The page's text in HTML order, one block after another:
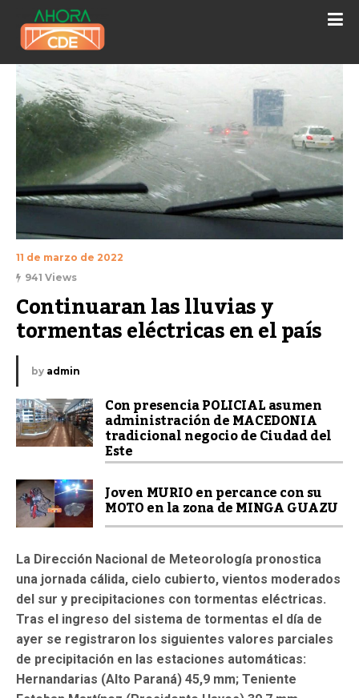
11 de marzo de 2022
941 Views
Continuaran las lluvias y
tormentas eléctricas en el país
by admin
Con presencia POLICIAL asumen
administración de MACEDONIA
tradicional negocio de Ciudad del
Este
Joven MURIO en percance con su
MOTO en la zona de MINGA GUAZU
La Dirección Nacional de Meteorología pronostica
una jornada cálida, cielo cubierto, vientos moderados
del sur y precipitaciones con tormentas eléctricas.
Tras el ingreso del sistema de tormentas el día de
ayer se registraron los siguientes valores parciales
de precipitación en las estaciones automáticas:
Hernandarias (Alto Paraná) 45,9 mm; Teniente